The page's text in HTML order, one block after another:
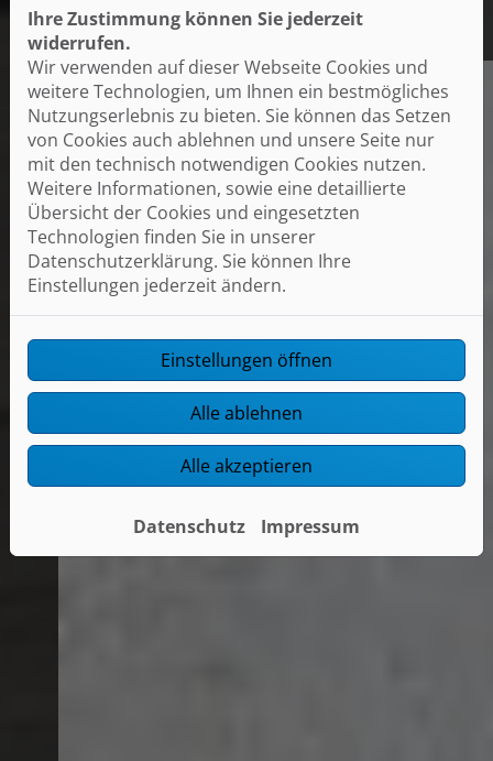
Mit einem Klick zu den Jobs
Ihre Zustimmung können Sie jederzeit
widerrufen.
Wir verwenden auf dieser Webseite Cookies und
weitere Technologien, um Ihnen ein bestmögliches
Nutzungserlebnis zu bieten. Sie können das Setzen
von Cookies auch ablehnen und unsere Seite nur
mit den technisch notwendigen Cookies nutzen.
Weitere Informationen, sowie eine detaillierte
Übersicht der Cookies und eingesetzten
Technologien finden Sie in unserer
Datenschutzerklärung. Sie können Ihre
Einstellungen jederzeit ändern.
Einstellungen öffnen
Alle ablehnen
Alle akzeptieren
Datenschutz Impressum